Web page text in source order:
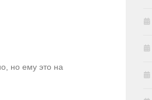
но ему это на